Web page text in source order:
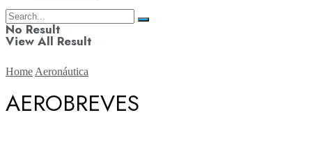
No Result
View All Result
Home Aeronáutica
AEROBREVES